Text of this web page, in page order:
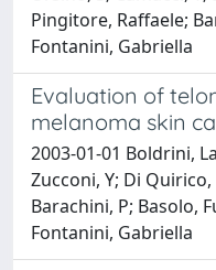
Pingitore, Raffaele;
Fontanini, Gabriella
Evaluation of
melanoma skin
2003-01-01 Boldrini,
Zucconi, Y; Di
Barachini, P; Basolo,
Fontanini, Gabriella